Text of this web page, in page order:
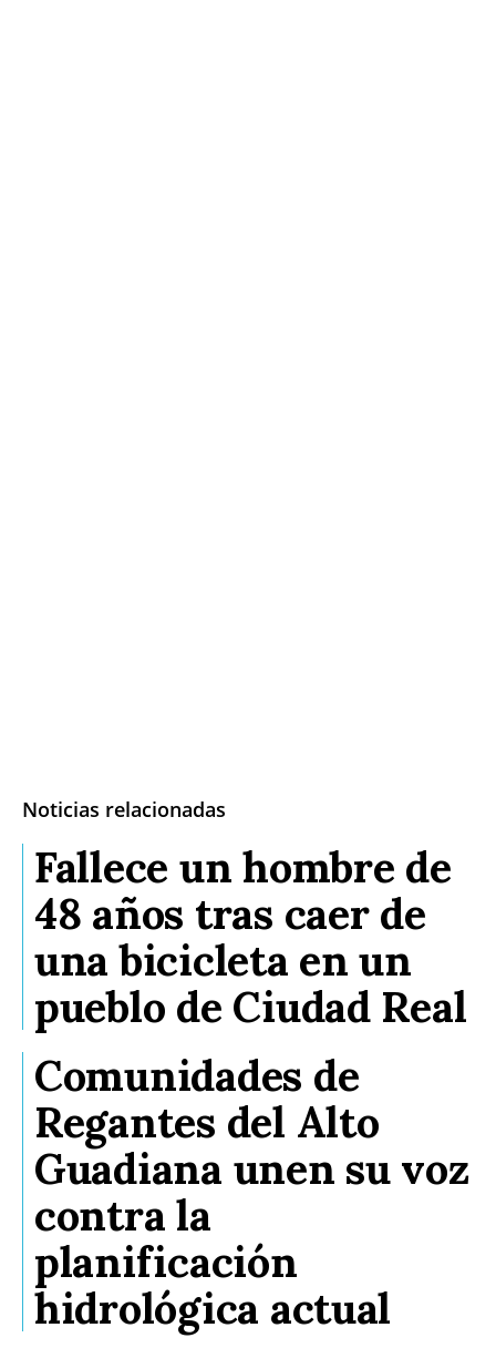
Noticias relacionadas
Fallece un hombre de
48 años tras caer de
una bicicleta en un
pueblo de Ciudad Real
Comunidades de
Regantes del Alto
Guadiana unen su voz
contra la
planificación
hidrológica actual